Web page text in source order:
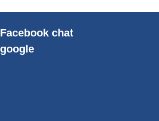
Facebook chat
google